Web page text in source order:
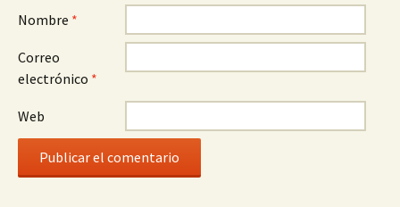
Nombre *
Correo
electrónico *
Web